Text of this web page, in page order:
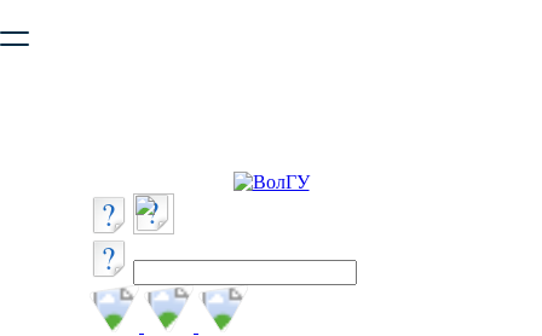
безопасную работу с сайтом. Пожалуйста